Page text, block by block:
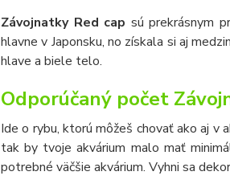
Závojnatky Red cap sú prekrásnym
hlavne v Japonsku, no získala si aj
hlave a biele telo.
Odporúčaný počet
Ide o rybu, ktorú môžeš chovať ako aj v
tak by tvoje akvárium malo mať
potrebné väčšie akvárium. Vyhni sa